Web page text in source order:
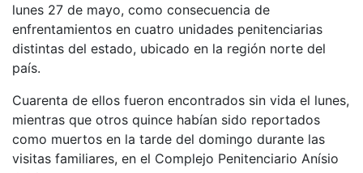
lunes 27 de mayo, como consecuencia de
enfrentamientos en cuatro unidades penitenciarias
distintas del estado, ubicado en la región norte del
país.
Cuarenta de ellos fueron encontrados sin vida el lunes,
mientras que otros quince habían sido reportados
como muertos en la tarde del domingo durante las
visitas familiares, en el Complejo Penitenciario Anísio